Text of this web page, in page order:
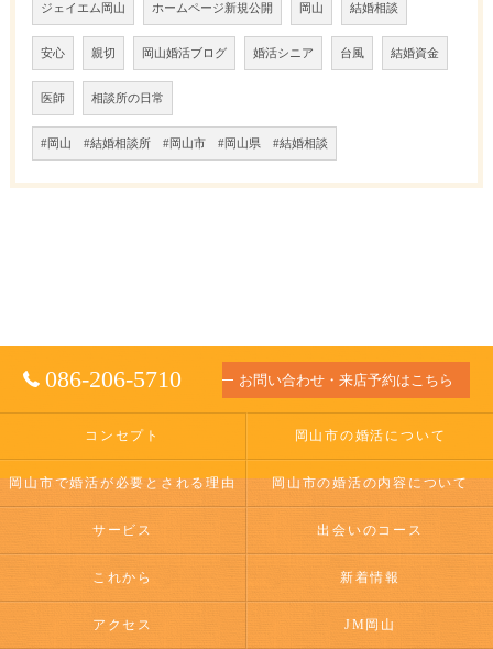
ジェイエム岡山 ホームページ新規公開 岡山 結婚相談
安心 親切 岡山婚活ブログ 婚活シニア 台風 結婚資金
医師 相談所の日常
#岡山 #結婚相談所 #岡山市 #岡山県 #結婚相談
086-206-5710 お問い合わせ・来店予約はこちら
コンセプト 岡山市の婚活について
岡山市で婚活が必要とされる理由 岡山市の婚活の内容について
サービス 出会いのコース
これから 新着情報
アクセス JM岡山